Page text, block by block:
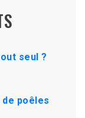
seul ?
poêles